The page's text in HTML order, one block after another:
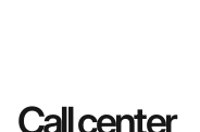
Call center